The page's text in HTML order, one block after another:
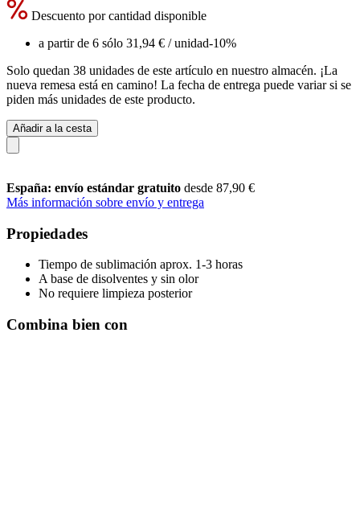
Descuento por cantidad disponible
a partir de 6 sólo 31,94 € / unidad-10%
Solo quedan 38 unidades de este artículo en nuestro almacén. ¡La
nueva remesa está en camino! La fecha de entrega puede variar si se
piden más unidades de este producto.
Añadir a la cesta
España: envío estándar gratuito desde 87,90 €
Más información sobre envío y entrega
Propiedades
Tiempo de sublimación aprox. 1-3 horas
A base de disolventes y sin olor
No requiere limpieza posterior
Combina bien con